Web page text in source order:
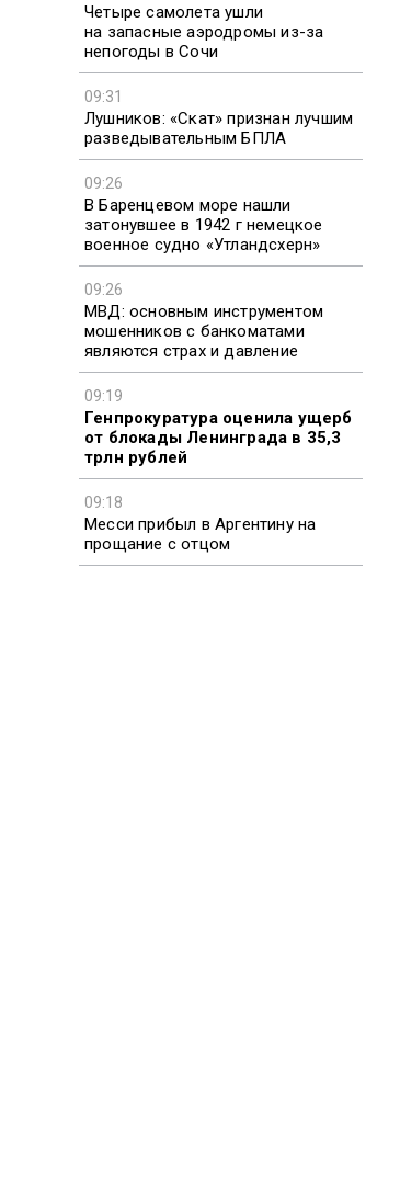
Четыре самолета ушли
на запасные аэродромы из-за
непогоды в Сочи
09:31
Лушников: «Скат» признан лучшим
разведывательным БПЛА
09:26
В Баренцевом море нашли
затонувшее в 1942 г немецкое
военное судно «Утландсхерн»
09:26
МВД: основным инструментом
мошенников с банкоматами
являются страх и давление
09:19
Генпрокуратура оценила ущерб
от блокады Ленинграда в 35,3
трлн рублей
09:18
Месси прибыл в Аргентину на
прощание с отцом